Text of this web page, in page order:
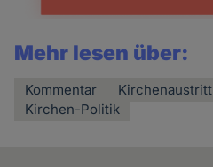
Mehr lesen über:
Kommentar Kirchenaustritt
Kirchen-Politik